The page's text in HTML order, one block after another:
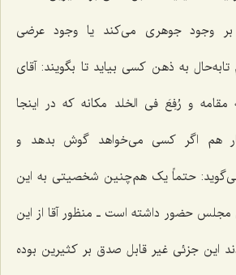
وجود جوهری می‌کند یا وجود عرضی
به ذهن کسی بیاید تا بگویند: آقای
مقامه و رُفِعَ فی الخلد مکانهکه در اینجا
هم اگر کسی می‌خواهد گوش بدهد و
حتماً یک هم‌چنین شخصیتی به این
حضور داشته است ـ منظور آقا از این
این جزئی غیر قابل صدق بر کثیرین بوده